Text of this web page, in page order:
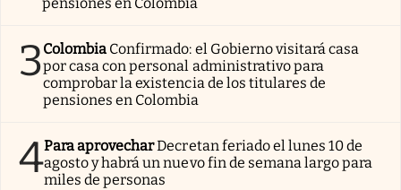
3Colombia Confirmado: el Gobierno visitará casa
por casa con personal administrativo para
comprobar la existencia de los titulares de
pensiones en Colombia
4Para aprovecharDecretan feriado el lunes 10 de
agosto y habrá un nuevo fin de semana largo para
miles de personas